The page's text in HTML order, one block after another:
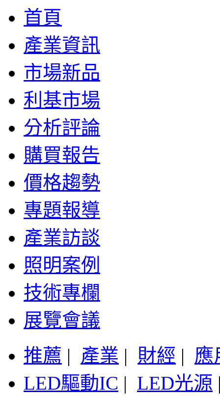
首頁
產業資訊
市場新品
利基市場
分析評論
購買報告
價格趨勢
專題報導
產業訪談
照明案例
技術專欄
展覽會議
推薦 | 產業 | 財經 | 應
LED驅動IC | LED光源